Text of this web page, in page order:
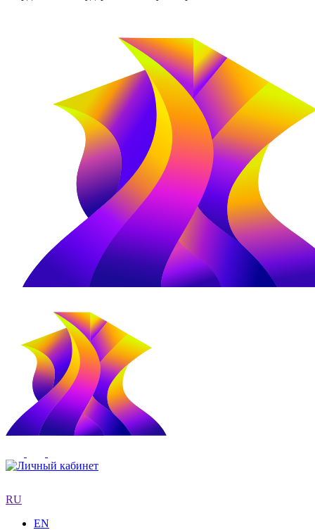
RU
EN